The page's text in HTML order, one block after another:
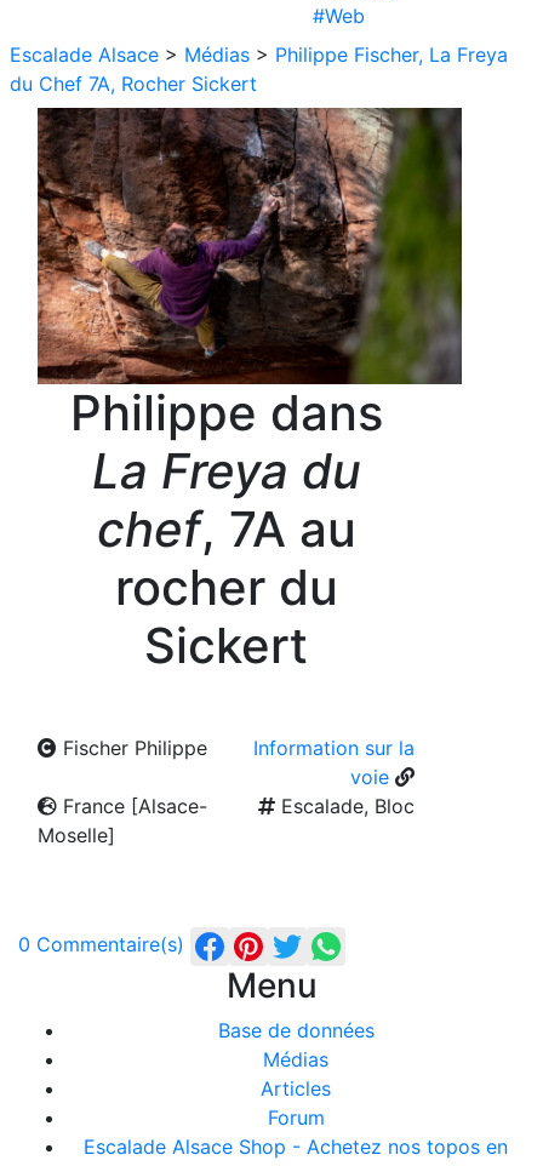
#Web
Escalade Alsace > Médias > Philippe Fischer, La Freya
du Chef 7A, Rocher Sickert
Philippe dans
La Freya du
chef, 7A au
rocher du
Sickert
Fischer Philippe
Information sur la
voie
France [Alsace-
Moselle]
Escalade, Bloc
0 Commentaire(s)
Menu
Base de données
Médias
Articles
Forum
Escalade Alsace Shop - Achetez nos topos en